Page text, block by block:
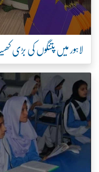
لاہور میں پتنگوں کی بڑی